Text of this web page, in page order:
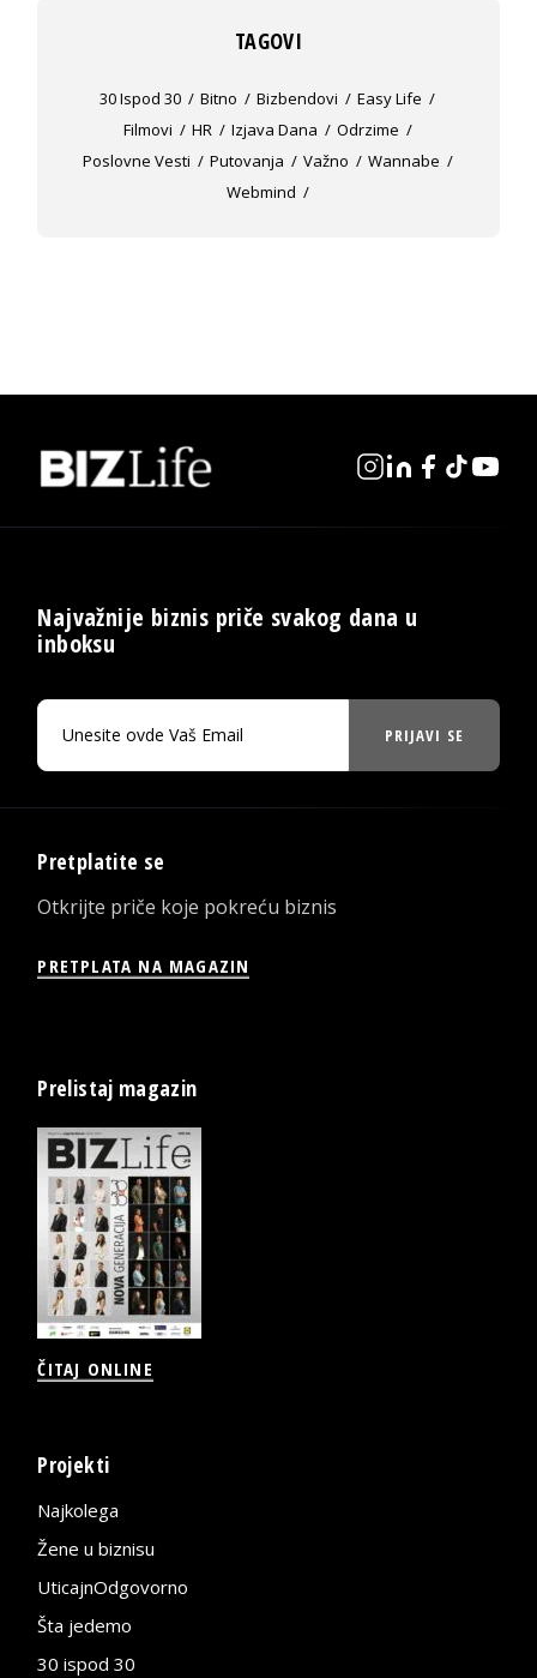
TAGOVI
30 Ispod 30 Bitno Bizbendovi
Easy Life
Filmovi
HR Izjava Dana
Odrzime
Poslovne Vesti
Putovanja Važno
Wannabe
Webmind
Najvažnije biznis priče svakog dana u
inboksu
PRIJAVI SE
Pretplatite se
Otkrijte priče koje pokreću biznis
PRETPLATA NA MAGAZIN
Prelistaj magazin
ČITAJ ONLINE
Projekti
Najkolega
Žene u biznisu
UticajnOdgovorno
Šta jedemo
30 ispod 30